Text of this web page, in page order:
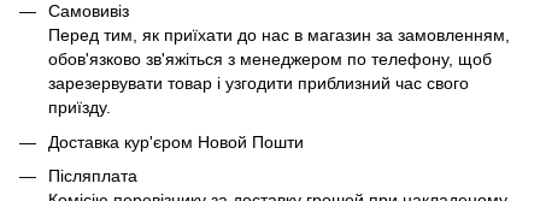
Самовивіз
Перед тим, як приїхати до нас в магазин за замовленням,
обов'язково зв'яжіться з менеджером по телефону, щоб
зарезервувати товар і узгодити приблизний час свого
приїзду.
Доставка кур'єром Новой Пошти
Післяплата